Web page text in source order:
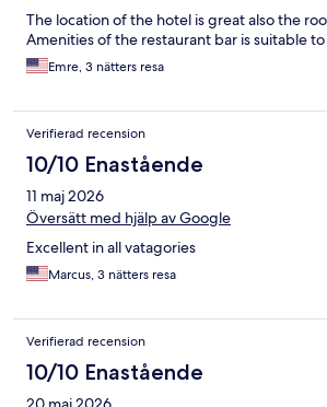
The location of the hotel is great also the
Amenities of the restaurant bar is suitable
Emre, 3 nätters resa
Verifierad recension
10/10 Enastående
11 maj 2026
Översätt med hjälp av Google
Excellent in all vatagories
Marcus, 3 nätters resa
Verifierad recension
10/10 Enastående